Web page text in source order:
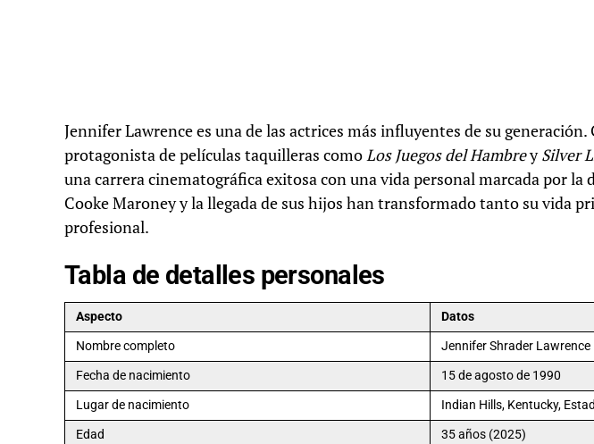
Jennifer Lawrence es una de las actrices más influyentes de su generación.
protagonista de películas taquilleras comoLos Juegos del HambreySilver
una carrera cinematográfica exitosa con una vida personal marcada por la
Cooke Maroney y la llegada de sus hijos han transformado tanto su vida
profesional.
Tabla de detalles personales
Aspecto
Datos
Nombre completo
Jennifer Shrader Lawrence
Fecha de nacimiento
15 de agosto de 1990
Lugar de nacimiento
Indian Hills, Kentucky,
Edad
35 años (2025)